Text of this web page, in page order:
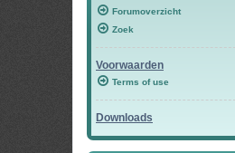
Forumoverzicht
Zoek
Voorwaarden
Terms of use
Downloads